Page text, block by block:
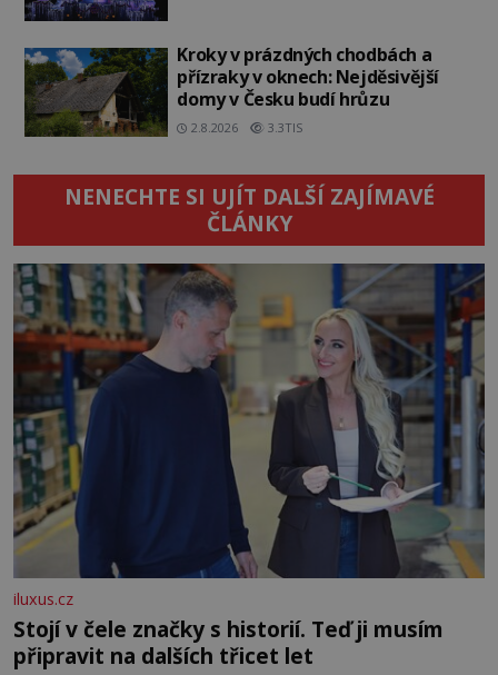
Kroky v prázdných chodbách a
přízraky v oknech: Nejděsivější
domy v Česku budí hrůzu
2.8.2026 3.3TIS
NENECHTE SI UJÍT DALŠÍ ZAJÍMAVÉ
ČLÁNKY
iluxus.cz
Stojí v čele značky s historií. Teď ji musím
připravit na dalších třicet let